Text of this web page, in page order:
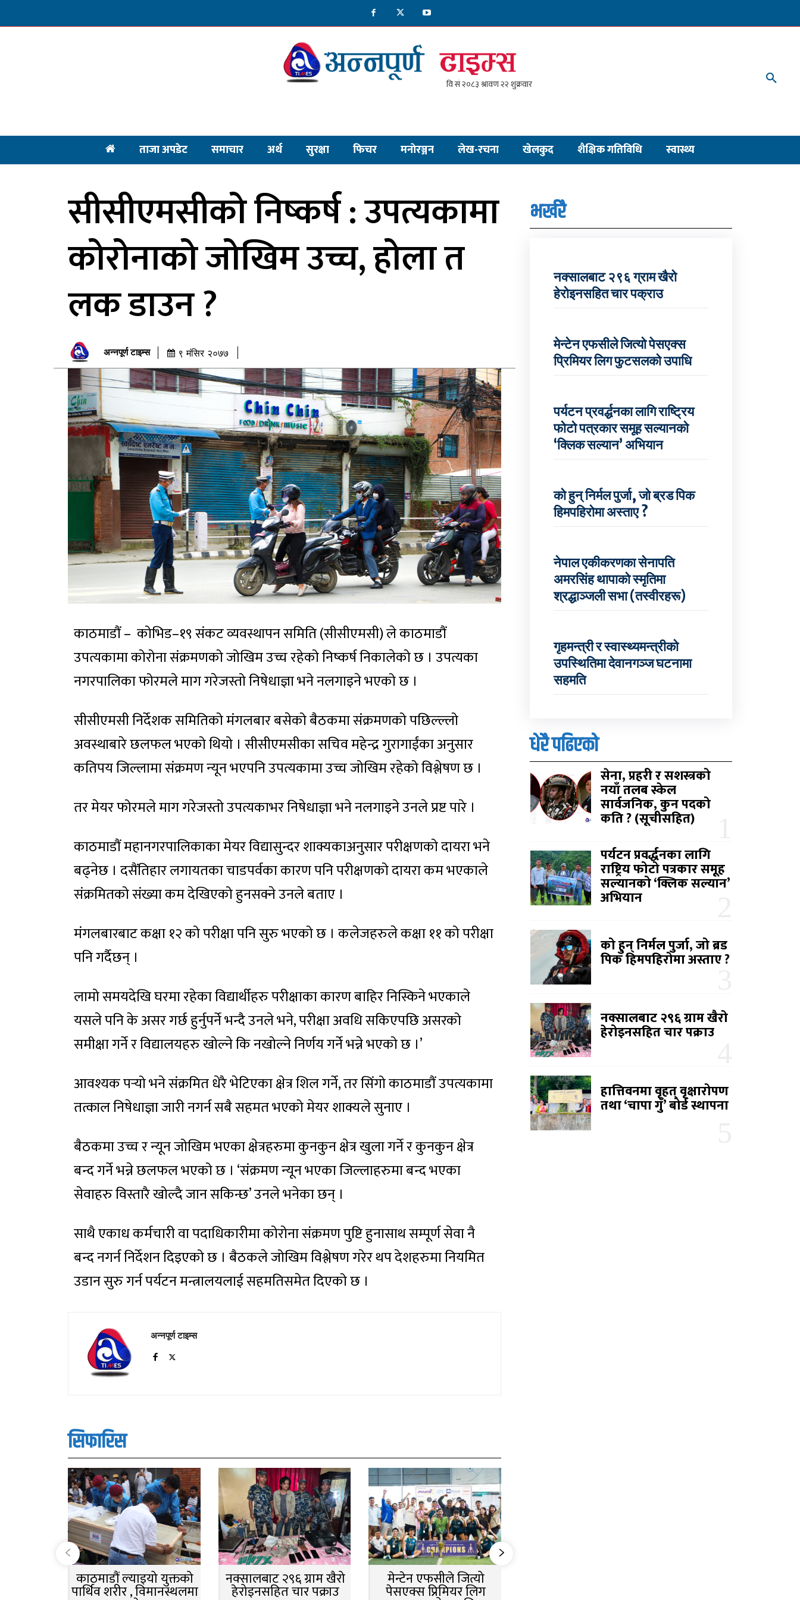
ताजा अपडेट समाचार अर्थ सुरक्षा फिचर मनाेरञ्जन लेख-रचना खेलकुद शैक्षिक गतिविधि स्वास्थ्य
सीसीएमसीको निष्कर्ष : उपत्यकामा
कोरोनाको जोखिम उच्च, होला त
लक डाउन ?
अन्नपूर्ण टाइम्स ९ मंसिर २०७७
काठमाडौं – कोभिड–१९ संकट व्यवस्थापन समिति (सीसीएमसी) ले काठमाडौं
उपत्यकामा कोरोना संक्रमणको जोखिम उच्च रहेको निष्कर्ष निकालेको छ । उपत्यका
नगरपालिका फोरमले माग गरेजस्तो निषेधाज्ञा भने नलगाइने भएको छ ।
सीसीएमसी निर्देशक समितिको मंगलबार बसेको बैठकमा संक्रमणको पछिल्ल्लो
अवस्थाबारे छलफल भएको थियो । सीसीएमसीका सचिव महेन्द्र गुरागाईंका अनुसार
कतिपय जिल्लामा संक्रमण न्यून भएपनि उपत्यकामा उच्च जोखिम रहेको विश्लेषण छ ।
तर मेयर फोरमले माग गरेजस्तो उपत्यकाभर निषेधाज्ञा भने नलगाइने उनले प्रष्ट पारे ।
काठमाडौं महानगरपालिकाका मेयर विद्यासुन्दर शाक्यकाअनुसार परीक्षणको दायरा भने
बढ्नेछ । दसैंतिहार लगायतका चाडपर्वका कारण पनि परीक्षणको दायरा कम भएकाले
संक्रमितको संख्या कम देखिएको हुनसक्ने उनले बताए ।
मंगलबारबाट कक्षा १२ को परीक्षा पनि सुरु भएको छ । कलेजहरुले कक्षा ११ को परीक्षा
पनि गर्दैछन् ।
लामो समयदेखि घरमा रहेका विद्यार्थीहरु परीक्षाका कारण बाहिर निस्किने भएकाले
यसले पनि के असर गर्छ हुर्नुपर्ने भन्दै उनले भने, परीक्षा अवधि सकिएपछि असरको
समीक्षा गर्ने र विद्यालयहरु खोल्ने कि नखोल्ने निर्णय गर्ने भन्ने भएको छ ।’
आवश्यक पर्‍यो भने संक्रमित धेरै भेटिएका क्षेत्र शिल गर्ने, तर सिंगो काठमाडौं उपत्यकामा
तत्काल निषेधाज्ञा जारी नगर्न सबै सहमत भएको मेयर शाक्यले सुनाए ।
बैठकमा उच्च र न्यून जोखिम भएका क्षेत्रहरुमा कुनकुन क्षेत्र खुला गर्ने र कुनकुन क्षेत्र
बन्द गर्ने भन्ने छलफल भएको छ । ‘संक्रमण न्यून भएका जिल्लाहरुमा बन्द भएका
सेवाहरु विस्तारै खोल्दै जान सकिन्छ’ उनले भनेका छन् ।
साथै एकाध कर्मचारी वा पदाधिकारीमा कोरोना संक्रमण पुष्टि हुनासाथ सम्पूर्ण सेवा नै
बन्द नगर्न निर्देशन दिइएको छ । बैठकले जोखिम विश्लेषण गरेर थप देशहरुमा नियमित
उडान सुरु गर्न पर्यटन मन्त्रालयलाई सहमतिसमेत दिएको छ ।
अन्नपूर्ण टाइम्स
सिफारिस
काठमाडौं ल्याइयो युक्तको
पार्थिव शरीर , विमानस्थलमा
नक्सालबाट २९६ ग्राम खैरो
हेरोइनसहित चार पक्राउ
मेन्टेन एफसीले जित्यो
पेसएक्स प्रिमियर लिग
भर्खरै
नक्सालबाट २९६ ग्राम खैरो
हेरोइनसहित चार पक्राउ
मेन्टेन एफसीले जित्यो पेसएक्स
प्रिमियर लिग फुटसलको उपाधि
पर्यटन प्रवर्द्धनका लागि राष्ट्रिय
फोटो पत्रकार समूह सल्यानको
‘क्लिक सल्यान’ अभियान
को हुन् निर्मल पुर्जा, जो ब्रड पिक
हिमपहिरोमा अस्ताए ?
नेपाल एकीकरणका सेनापति
अमरसिंह थापाको स्मृतिमा
श्रद्धाञ्जली सभा (तस्वीरहरू)
गृहमन्त्री र स्वास्थ्यमन्त्रीको
उपस्थितिमा देवानगञ्ज घटनामा
सहमति
धेरै पढिएको
सेना, प्रहरी र सशस्त्रको
नयाँ तलब स्केल
सार्वजनिक, कुन पदको
कति ? (सूचीसहित)
पर्यटन प्रवर्द्धनका लागि
राष्ट्रिय फोटो पत्रकार समूह
सल्यानको ‘क्लिक सल्यान’
अभियान
को हुन् निर्मल पुर्जा, जो ब्रड
पिक हिमपहिरोमा अस्ताए ?
नक्सालबाट २९६ ग्राम खैरो
हेरोइनसहित चार पक्राउ
हात्तिवनमा वृहत् वृक्षारोपण
तथा ‘चापा गुँ’ बोर्ड स्थापना